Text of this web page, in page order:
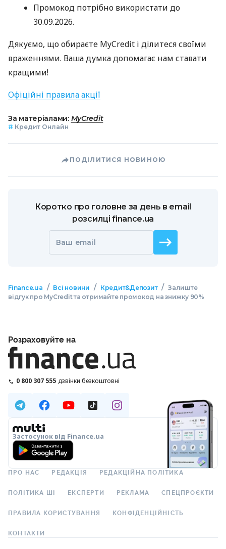
Промокод потрібно використати до
30.09.2026.
Дякуємо, що обираєте MyCredit і ділитеся своїми
враженнями. Ваша думка допомагає нам ставати
кращими!
Офіційні правила акції
За матеріалами: MyCredit
# Кредит Онлайн
ПОДІЛИТИСЯ НОВИНОЮ
Коротко про головне за день в email
розсилці finance.ua
Ваш email
Finance.ua / Всі новини / Кредит&Депозит / Залиште
відгук про MyCredit та отримайте промокод на знижку 90%
Розраховуйте на
0 800 307 555 дзвінки безкоштовні
Застосунок від Finance.ua
ПРО НАС РЕДАКЦІЯ РЕДАКЦІЙНА ПОЛІТИКА
ПОЛІТИКА ШІ ЕКСПЕРТИ РЕКЛАМА СПЕЦПРОЄКТИ
ПРАВИЛА КОРИСТУВАННЯ КОНФІДЕНЦІЙНІСТЬ
КОНТАКТИ